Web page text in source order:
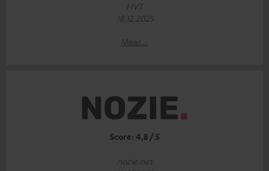
HVT
18.12.2025
Meer...
Score: 4,8 / 5
nozie.net